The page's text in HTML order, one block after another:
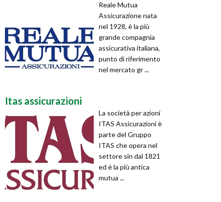
Reale Mutua
Assicurazione nata
nel 1928, è la più
grande compagnia
assicurativa italiana,
punto di riferimento
nel mercato gr ...
Itas assicurazioni
La società per azioni
ITAS Assicurazioni è
parte del Gruppo
ITAS che opera nel
settore sin dal 1821
ed è la più antica
mutua ...